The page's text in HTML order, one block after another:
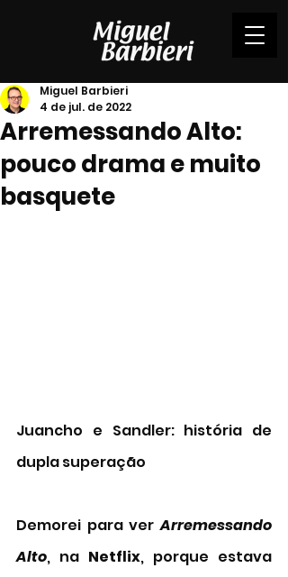
Arremessando Alto:
pouco drama e muito
basquete
Miguel Barbieri
4 de jul. de 2022
Juancho e Sandler: história de
dupla superação
Demorei para ver Arremessando
Alto, na Netflix, porque estava